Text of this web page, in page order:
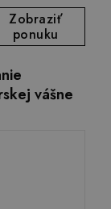
Zobraziť
ponuku
vášne